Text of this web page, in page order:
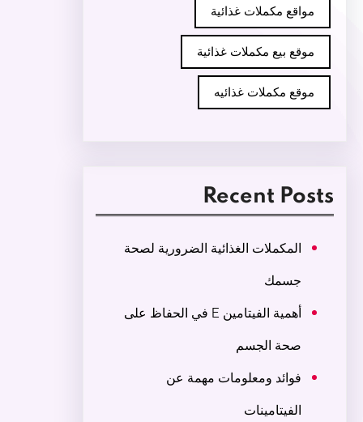
مواقع مكملات غذائية
موقع بيع مكملات غذائية
موقع مكملات غذائيه
Recent Posts
المكملات الغذائية الضرورية لصحة
جسمك
أهمية الفيتامين E في الحفاظ على
صحة الجسم
فوائد ومعلومات مهمة عن
الفيتامينات